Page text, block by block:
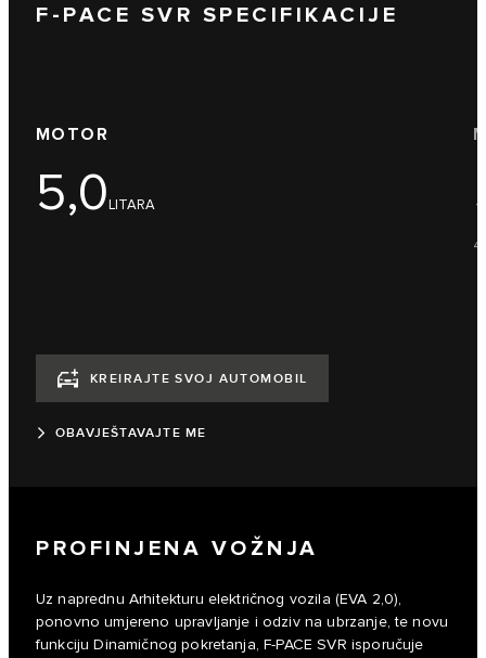
F-PACE SVR SPECIFIKACIJE
MOTOR
5,0LITARA
KREIRAJTE SVOJ AUTOMOBIL
OBAVJEŠTAVAJTE ME
PROFINJENA VOŽNJA
Uz naprednu Arhitekturu električnog vozila (EVA 2,0),
ponovno umjereno upravljanje i odziv na ubrzanje, te novu
funkciju Dinamičnog pokretanja, F-PACE SVR isporučuje